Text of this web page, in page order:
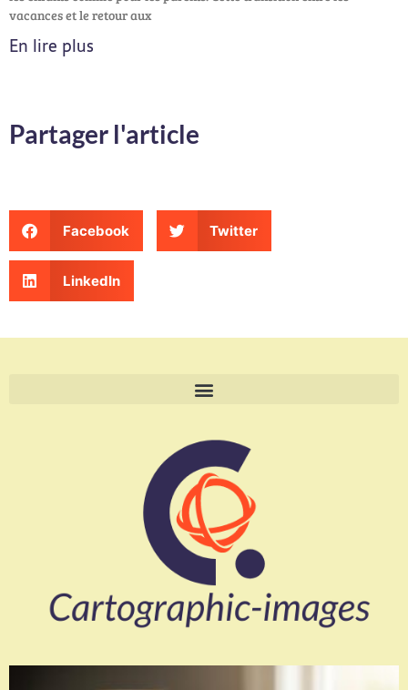
vacances et le retour aux
En lire plus
Partager l'article
Facebook Twitter
LinkedIn